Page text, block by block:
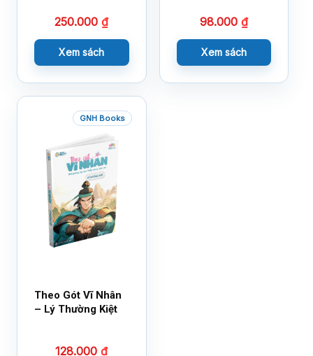
250.000₫
Xem sách
98.000 ₫
Xem sách
GNH Books
Theo Gót Vĩ Nhân
– Lý Thường Kiệt
128.000₫